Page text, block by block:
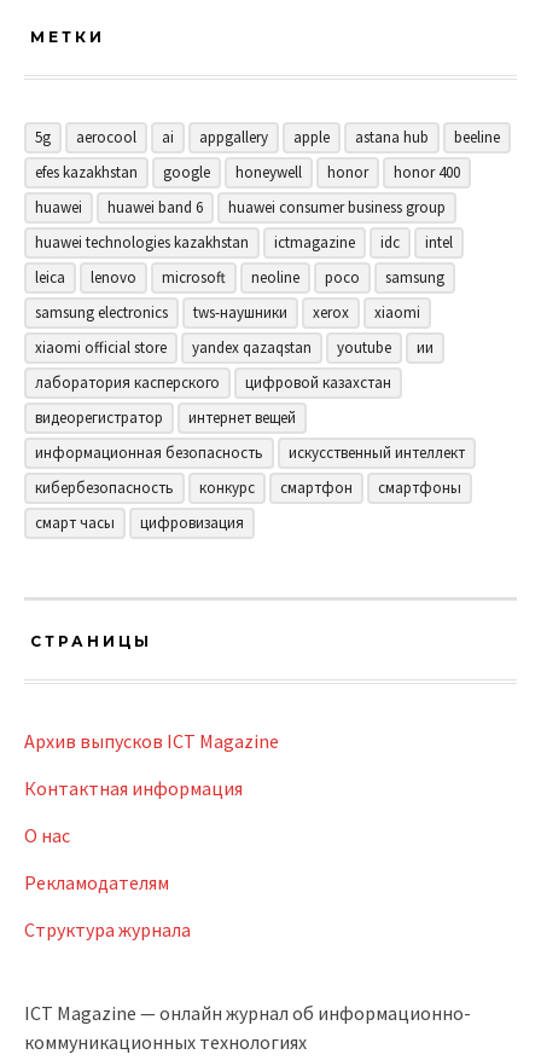
МЕТКИ
5g aerocool ai appgallery apple astana hub
beeline
efes kazakhstan
google honeywell honor
honor 400
huawei
huawei band 6
huawei consumer business group
huawei technologies kazakhstan
ictmagazine idc
intel
leica
lenovo microsoft neoline poco
samsung
samsung electronics
tws-наушники xerox
xiaomi
xiaomi official store
yandex qazaqstan youtube
ии
лаборатория касперского
цифровой казахстан
видеорегистратор
интернет вещей
информационная безопасность
искусственный интеллект
кибербезопасность
конкурс смартфон
смартфоны
смарт часы
цифровизация
СТРАНИЦЫ
Архив выпусков ICT Magazine
Контактная информация
О нас
Рекламодателям
Структура журнала
ICT Magazine — онлайн журнал об информационно-
коммуникационных технологиях